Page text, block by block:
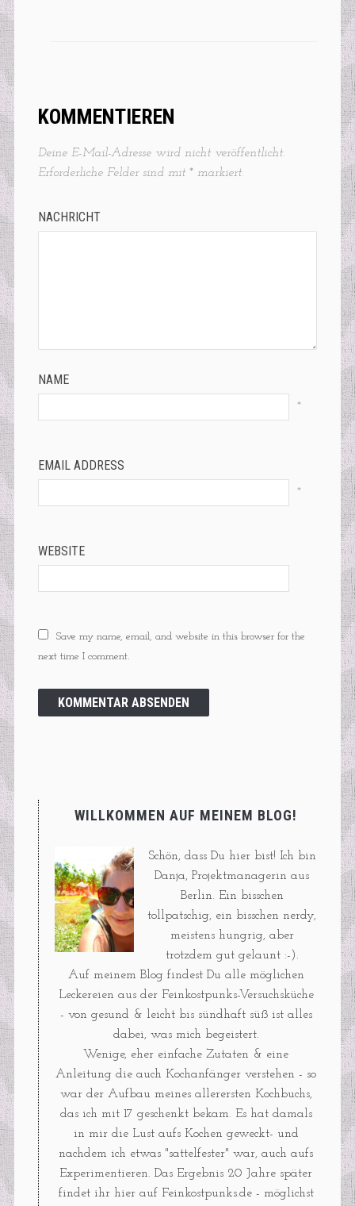
KOMMENTIEREN
Deine E-Mail-Adresse wird nicht veröffentlicht.
Erforderliche Felder sind mit *markiert.
NACHRICHT
NAME
*
EMAIL ADDRESS
*
WEBSITE
Save my name, email, and website in this browser for the
next time I comment.
WILLKOMMEN AUF MEINEM BLOG!
Schön, dass Du hier bist! Ich bin
Danja, Projektmanagerin aus
Berlin. Ein bisschen
tollpatschig, ein bisschen nerdy,
meistens hungrig, aber
trotzdem gut gelaunt :-).
Auf meinem Blog findest Du alle möglichen
Leckereien aus der Feinkostpunks-Versuchsküche
- von gesund & leicht bis sündhaft süß ist alles
dabei, was mich begeistert.
Wenige, eher einfache Zutaten & eine
Anleitung die auch Kochanfänger verstehen - so
war der Aufbau meines allerersten Kochbuchs,
das ich mit 17 geschenkt bekam. Es hat damals
in mir die Lust aufs Kochen geweckt- und
nachdem ich etwas "sattelfester" war, auch aufs
Experimentieren. Das Ergebnis 20 Jahre später
findet ihr hier auf Feinkostpunks.de - möglichst